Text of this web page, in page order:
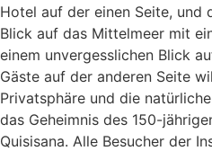
Hotel auf der einen Seite, und
Blick auf das Mittelmeer mit
einem unvergesslichen Blick
Gäste auf der anderen Seite
Privatsphäre und die
das Geheimnis des 150-
Quisisana. Alle Besucher der